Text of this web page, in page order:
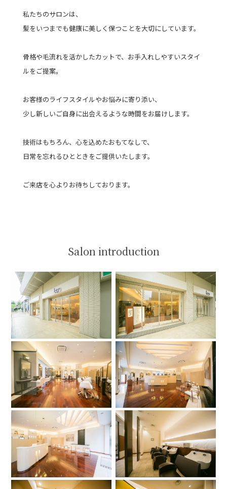
私たちのサロンは、
髪をいつまでも健康に美しく保つことを大切にしています。
骨格や毛流れを活かしたカットで、お手入れしやすいスタイ
ルをご提案。
お客様のライフスタイルやお悩みに寄り添い、
少し新しいご自身に出会えるような時間をお届けします。
技術はもちろん、心を込めたおもてなしで、
日常を忘れるひとときをご提供いたします。
ご来店を心よりお待ちしております。
Salon introduction